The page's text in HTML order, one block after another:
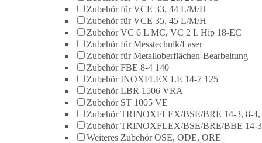
Zubehör für VCE 33, 44 L/M/H
Zubehör für VCE 35, 45 L/M/H
Zubehör VC 6 L MC, VC 2 L Hip 18-EC
Zubehör für Messtechnik/Laser
Zubehör für Metalloberflächen-Bearbeitung
Zubehör FBE 8-4 140
Zubehör INOXFLEX LE 14-7 125
Zubehör LBR 1506 VRA
Zubehör ST 1005 VE
Zubehör TRINOXFLEX/BSE/BRE 14-3, 8-
Zubehör TRINOXFLEX/BSE/BRE/BBE 14-3
Weiteres Zubehör OSE, ODE, ORE